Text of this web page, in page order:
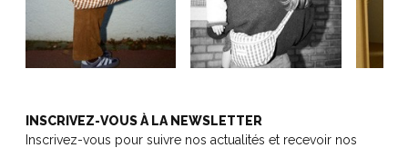
INSCRIVEZ-VOUS À LA NEWSLETTER
Inscrivez-vous pour suivre nos actualités et recevoir nos